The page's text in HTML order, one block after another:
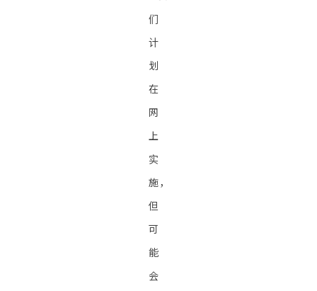
们
计
划
在
网
上
实
施，
但
可
能
会